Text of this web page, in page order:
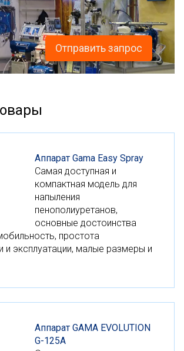
Отправить запрос
Аппарат Gama Easy Spray
Самая доступная и
компактная модель для
напыления
пенополиуретанов,
основные достоинства
простота
и эксплуатации, малые размеры и
Аппарат GAMA EVOLUTION
G-125A